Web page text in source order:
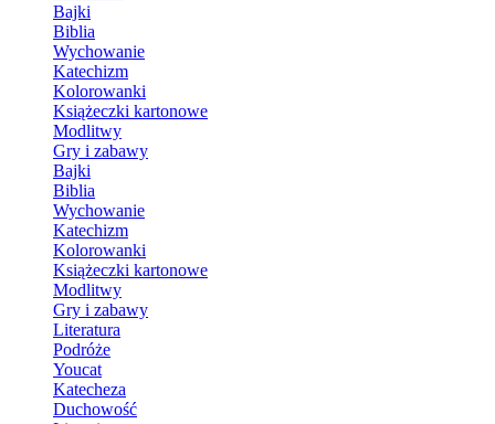
Bajki
Biblia
Wychowanie
Katechizm
Kolorowanki
Książeczki kartonowe
Modlitwy
Gry i zabawy
Bajki
Biblia
Wychowanie
Katechizm
Kolorowanki
Książeczki kartonowe
Modlitwy
Gry i zabawy
Literatura
Podróże
Youcat
Katecheza
Duchowość